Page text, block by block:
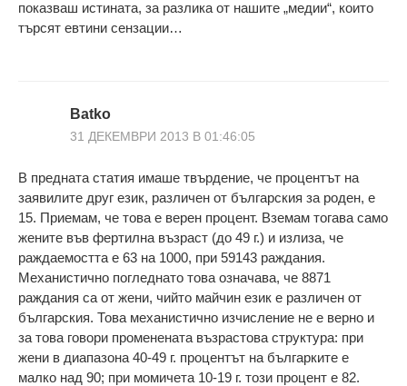
показваш истината, за разлика от нашите „медии“, които
търсят евтини сензации…
Batko
31 ДЕКЕМВРИ 2013 В 01:46:05
В предната статия имаше твърдение, че процентът на
заявилите друг език, различен от българския за роден, е
15. Приемам, че това е верен процент. Вземам тогава само
жените във фертилна възраст (до 49 г.) и излиза, че
раждаемостта е 63 на 1000, при 59143 раждания.
Механистично погледнато това означава, че 8871
раждания са от жени, чийто майчин език е различен от
българския. Това механистично изчисление не е верно и
за това говори променената възрастова структура: при
жени в диапазона 40-49 г. процентът на българките е
малко над 90; при момичета 10-19 г. този процент е 82.